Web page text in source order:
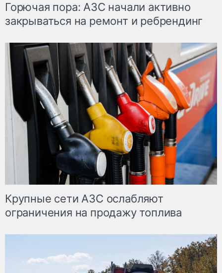
Горючая пора: АЗС начали активно
закрываться на ремонт и ребрендинг
Крупные сети АЗС ослабляют
ограничения на продажу топлива